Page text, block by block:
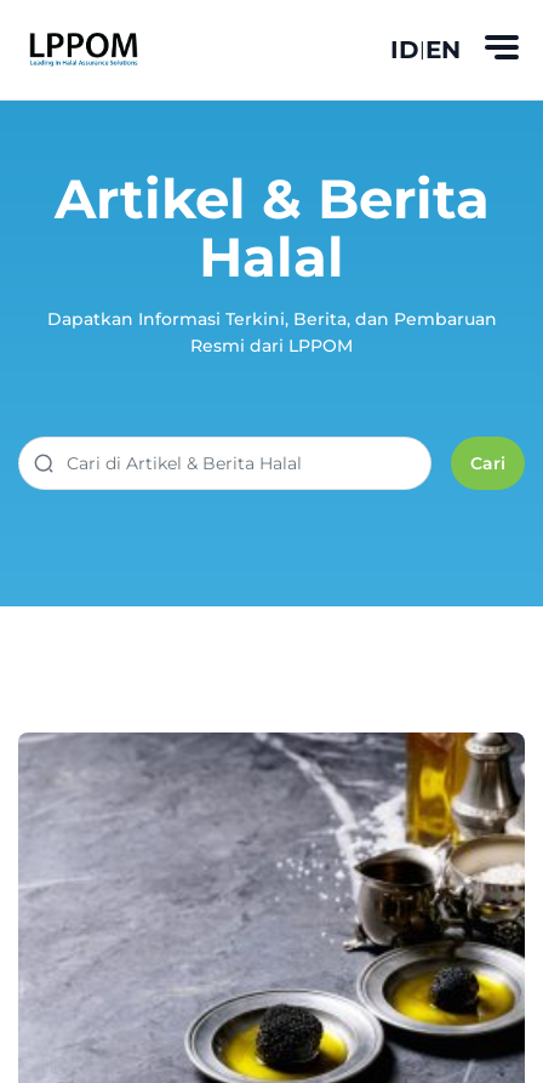
ID|EN
Artikel & Berita
Halal
Dapatkan Informasi Terkini, Berita, dan Pembaruan
Resmi dari LPPOM
Cari